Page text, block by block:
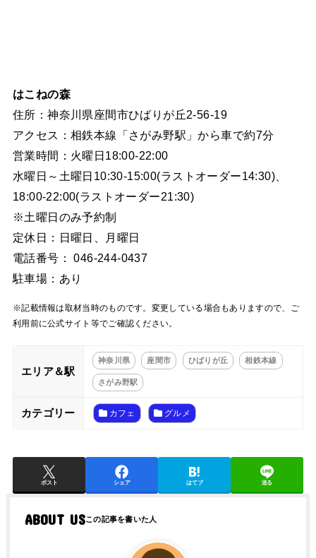
はこねの森
住所：神奈川県座間市ひばりが丘2-56-19
アクセス：相鉄本線「さがみ野駅」から車で約7分
営業時間：火曜日18:00-22:00
水曜日～土曜日10:30-15:00(ラストオーダー14:30)、
18:00-22:00(ラストオーダー21:30)
※土曜日のみ予約制
定休日：日曜日、月曜日
電話番号： 046-244-0437
駐車場：あり
※記載情報は取材当時のものです。変更している場合もありますので、ご
利用前に公式サイト等でご確認ください。
エリア＆駅
神奈川県 座間市 ひばりが丘 相鉄本線
さがみ野駅
カテゴリー カフェ グルメ
ポスト シェア はてブ 送る
ABOUT US